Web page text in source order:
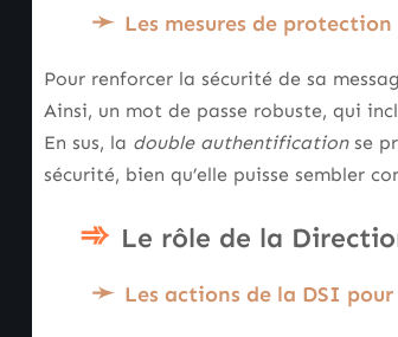
Les mesures de
Pour renforcer la sécurité de sa
Ainsi, un mot de passe robuste, qui
En sus, la double authentificationse
sécurité, bien qu’elle puisse sembler
Le rôle de la
Les actions de la DSI